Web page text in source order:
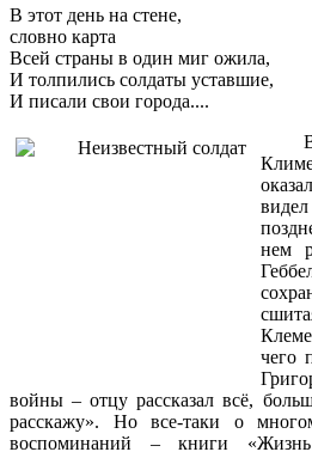
В этот день на стене,
словно карта
Всей страны в один миг ожила,
И толпились солдаты уставшие,
И писали свои города....
нем
чего
войны – отцу рассказал всё,
расскажу». Но все-таки о
воспоминаний – книги